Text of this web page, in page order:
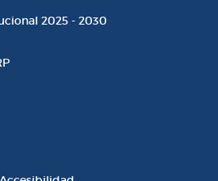
2025 - 2030